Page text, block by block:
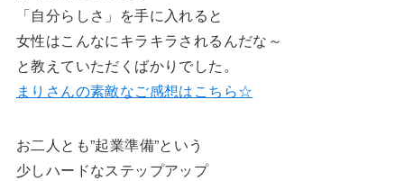
「自分らしさ」を手に入れると
女性はこんなにキラキラされるんだな～
と教えていただくばかりでした。
まりさんの素敵なご感想はこちら☆
お二人とも”起業準備”という
少しハードなステップアップ